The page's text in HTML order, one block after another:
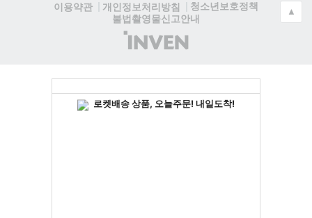
이용약관
개인정보처리방침
청소년보호정책
불법촬영물신고안내
(주)
인
▲